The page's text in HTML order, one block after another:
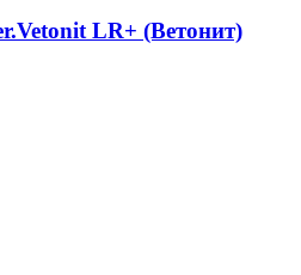
LR+ (Ветонит)